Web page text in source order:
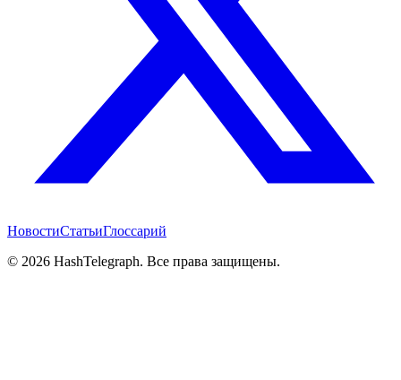
НовостиСтатьиГлоссарий
© 2026 HashTelegraph. Все права защищены.